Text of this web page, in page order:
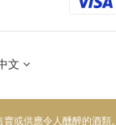
文
或供應令人醺醉的酒類。